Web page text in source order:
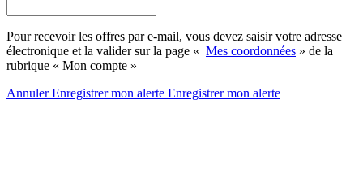
Pour recevoir les offres par e-mail, vous devez saisir votre adresse
électronique et la valider sur la page « Mes coordonnées » de la
rubrique « Mon compte »
AnnulerEnregistrer mon alerte Enregistrermon alerte